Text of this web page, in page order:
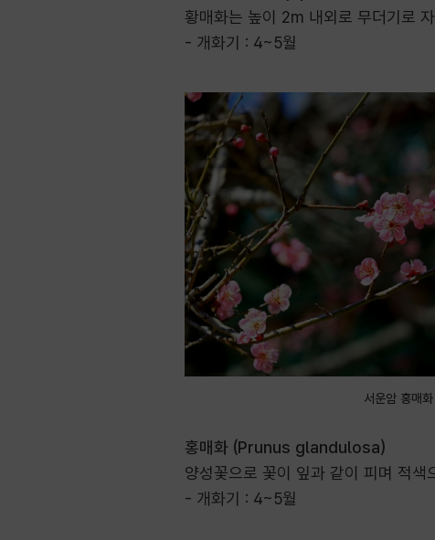
황매화는 높이 2m 내외로 무더기로
- 개화기 : 4~5월
서운암 홍매화
홍매화 (Prunus glandulosa)
양성꽃으로 꽃이 잎과 같이 피며 적
- 개화기 : 4~5월